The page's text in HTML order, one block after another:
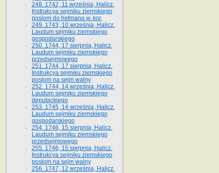
248. 1742, 11 września, Halicz.
Instrukcya sejmiku ziemskiego
posłom do hetmana w. kor.
249. 1743, 10 września, Halicz.
Laudum sejmiku ziemskiego
gospodarskiego
250. 1744, 17 sierpnia, Halicz.
Laudum sejmiku ziemskiego
przedsejmowego
251. 1744, 17 sierpnia, Halicz.
Instrukcya sejmiku ziemskiego
posłom na sejm walny
252. 1744, 14 września, Halicz.
Laudum sejmiku ziemskiego
deputackiego
253. 1745, 14 września, Halicz.
Laudum sejmiku ziemskiego
gospodarskiego
254. 1746, 15 sierpnia, Halicz.
Laudum sejmiku ziemskiego
przedsejmowego
255. 1746, 15 sierpnia, Halicz.
Instrukcya sejmiku ziemskiego
posłom na sejm walny
256. 1747, 12 września, Halicz.